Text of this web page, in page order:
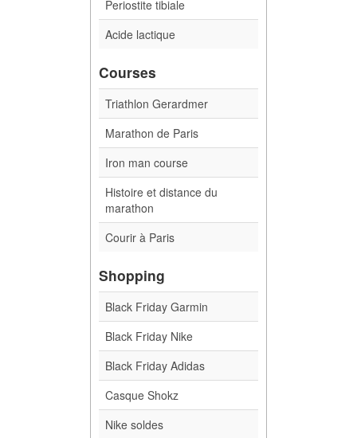
Periostite tibiale
Acide lactique
Courses
Triathlon Gerardmer
Marathon de Paris
Iron man course
Histoire et distance du
marathon
Courir à Paris
Shopping
Black Friday Garmin
Black Friday Nike
Black Friday Adidas
Casque Shokz
Nike soldes